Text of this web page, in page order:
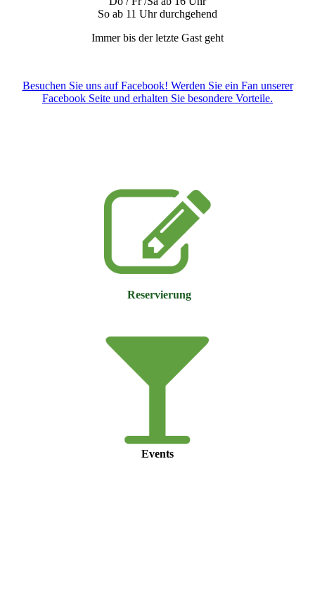
So ab 11 Uhr durchgehend
Immer bis der letzte Gast geht
Besuchen Sie uns auf Facebook! Werden Sie ein Fan unserer
Facebook Seite und erhalten Sie besondere Vorteile.
Reservierung
Events